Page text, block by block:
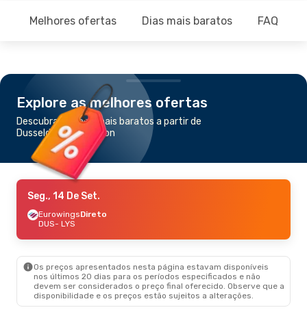
Melhores ofertas Dias mais baratos FAQ
Explore as melhores ofertas
Descubra os voos mais baratos a partir de
Dusseldórfia para Lyon
Seg., 14 De Set.
EurowingsDireto
DUS- LYS
Os preços apresentados nesta página estavam disponíveis
nos últimos 20 dias para os períodos especificados e não
devem ser considerados o preço final oferecido. Observe que a
disponibilidade e os preços estão sujeitos a alterações.